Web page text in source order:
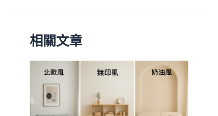
相關文章